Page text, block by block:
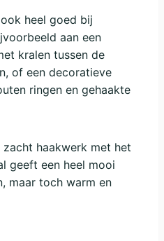
heel goed bij
aan een
kralen tussen de
of een decoratieve
ringen en gehaakte
haakwerk met het
geeft een heel mooi
maar toch warm en